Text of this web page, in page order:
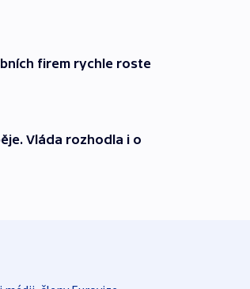
firem rychle roste
Vláda rozhodla i o